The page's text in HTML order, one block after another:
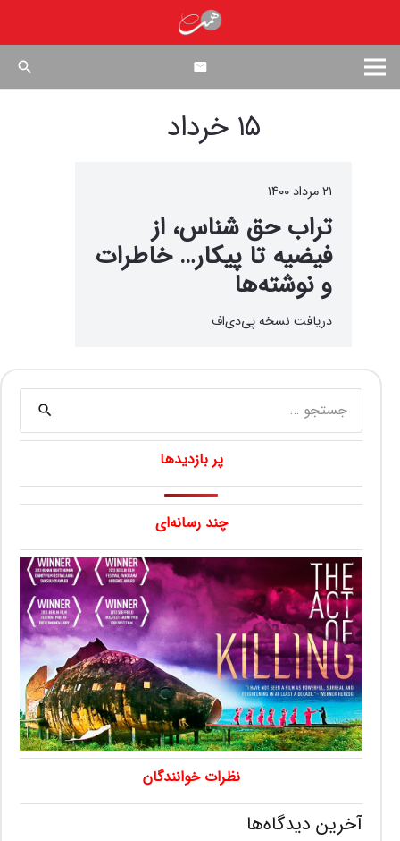
search
۱۵ خرداد
۲۱ مرداد ۱۴۰۰
تراب حق شناس، از
فیضیه تا پیکار… خاطرات
و نوشته‌ها
دریافت نسخه پی‌دی‌اف
برای:
پر بازدیدها
چند رسانه‌ای
نظرات خوانندگان
آخرین دیدگاه‌ها